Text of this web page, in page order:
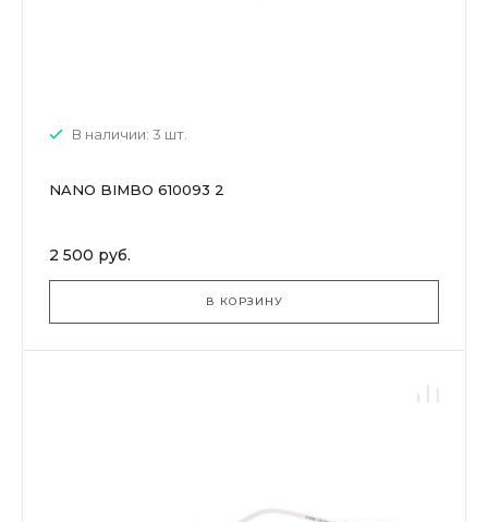
В наличии: 3 шт.
NANO BIMBO 610093 2
2 500 руб.
В КОРЗИНУ